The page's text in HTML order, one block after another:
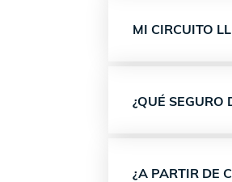
MI CIRCUITO
¿QUÉ SEGURO
¿A PARTIR DE